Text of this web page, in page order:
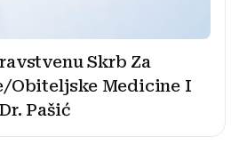
Skrb Za
Obiteljske Medicine I
Pašić